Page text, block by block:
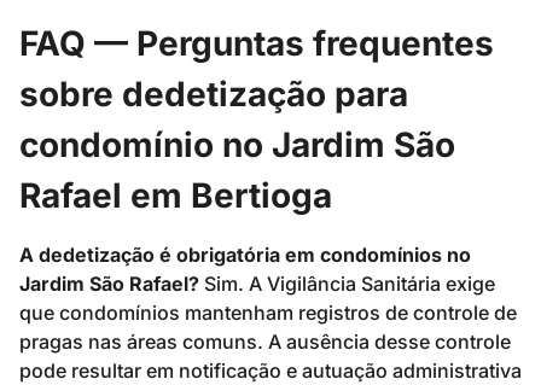
FAQ — Perguntas frequentes
sobre dedetização para
condomínio no Jardim São
Rafael em Bertioga
A dedetização é obrigatória em condomínios no
Jardim São Rafael? Sim. A Vigilância Sanitária exige
que condomínios mantenham registros de controle de
pragas nas áreas comuns. A ausência desse controle
pode resultar em notificação e autuação administrativa